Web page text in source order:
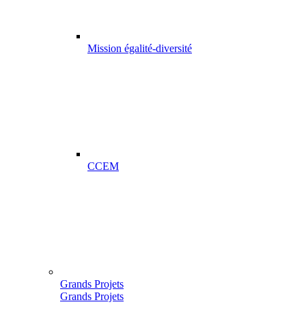
Mission égalité-diversité
CCEM
Grands Projets
Grands Projets